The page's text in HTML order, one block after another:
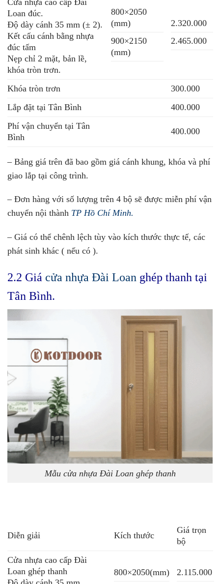
Loan đúc.
Độ dày cánh 35 mm (± 2).
Kết cấu cánh bằng nhựa
đúc tấm
Nẹp chỉ 2 mặt, bản lề,
khóa tròn trơn.
800×2050
(mm)
900×2150
(mm)
2.320.000
2.465.000
Khóa tròn trơn
300.000
Lắp đặt tại Tân Bình
400.000
Phí vận chuyển tại Tân
Bình
400.000
– Bảng giá trên đã bao gồm giá cánh khung, khóa và phí
giao lắp tại công trình.
– Đơn hàng với số lượng trên 4 bộ sẽ được miễn phí vận
chuyển nội thành TP Hồ Chí Minh.
– Giá có thể chênh lệch tùy vào kích thước thực tế, các
phát sinh khác ( nếu có ).
2.2 Giá cửa nhựa Đài Loan ghép thanh tại
Tân Bình.
Mẫu cửa nhựa Đài Loan ghép thanh
Diễn giải Kích thước
Giá trọn
bộ
Cửa nhựa cao cấp Đài
Loan ghép thanh
800×2050(mm) 2.115.000